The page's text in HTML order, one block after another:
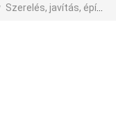
Szerelés, javítás, építkezés